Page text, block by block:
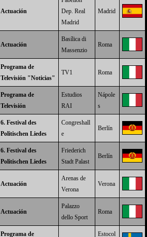
Actuación
Dep. Real
Madrid
Madrid
Actuación
Basílica di
Massenzio
Roma
Programa de
Televisión "Noticias"
TV1 Roma
Programa de
Televisión
Estudios
RAI
Nápole
s
6. Festival des
Politischen Liedes
Congreshall
e
Berlín
6. Festival des
Politischen Liedes
Friederich
Stadt Palast
Berlín
Actuación
Arenas de
Verona
Verona
Actuación
Palazzo
dello Sport
Roma
Programa de Estocol